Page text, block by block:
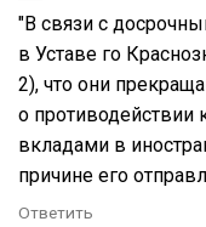
"В связи с
в Уставе го
2), что они
о противодействии
вкладами в
причине его
Ответить